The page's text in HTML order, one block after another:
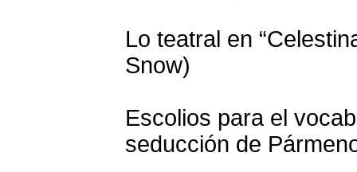
Lo teatral en
Snow)
Escolios para el
seducción de